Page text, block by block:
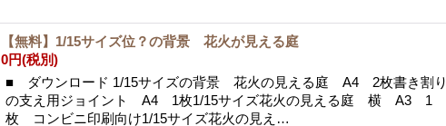
【無料】1/15サイズ位？の背景 花火が見える庭
0円(税別)
■ ダウンロード 1/15サイズの背景 花火の見える庭 A4 2枚書き割り
の支え用ジョイント A4 1枚1/15サイズ花火の見える庭 横 A3 1
枚 コンビニ印刷向け1/15サイズ花火の見え…